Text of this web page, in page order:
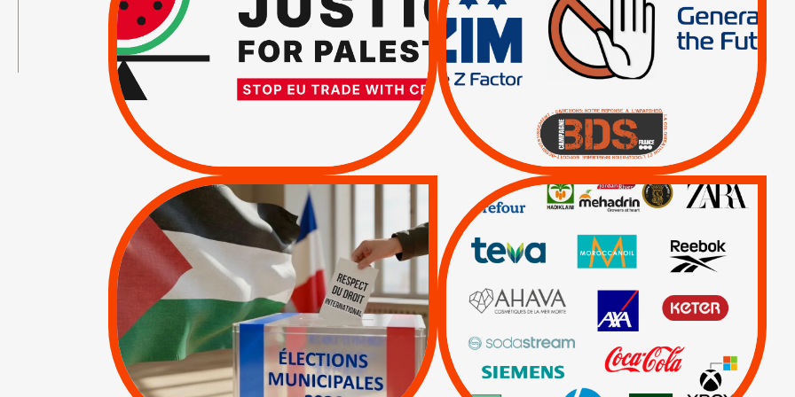
SUSPENSION
TOTALE DE
L’ACCORD
D’ASSOCIATION UE-
ISRAËL
TRUMP, MACRON :
MÊME COMBAT
| Actus |
| Boycott militaire |
Lettres d'interpellation
MUNICIPALES 2026 :
JE VOTE POUR LE
RESPECT DU DROIT
INTERNATIONAL EN
PALESTINE
APPELS | |
Espaces Sans
Apartheid
| Lettres d'interpellation
QUE BOYCOTTER ?
BOYCOTT DÉSINVESTISSEMENT
Actus | Ahava
Carrefour HP
Keter |
Livres et brochures
Mehadrin | PUMA |
Sodastream